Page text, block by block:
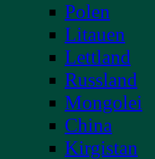
Polen
Litauen
Lettland
Russland
Mongolei
China
Kirgistan